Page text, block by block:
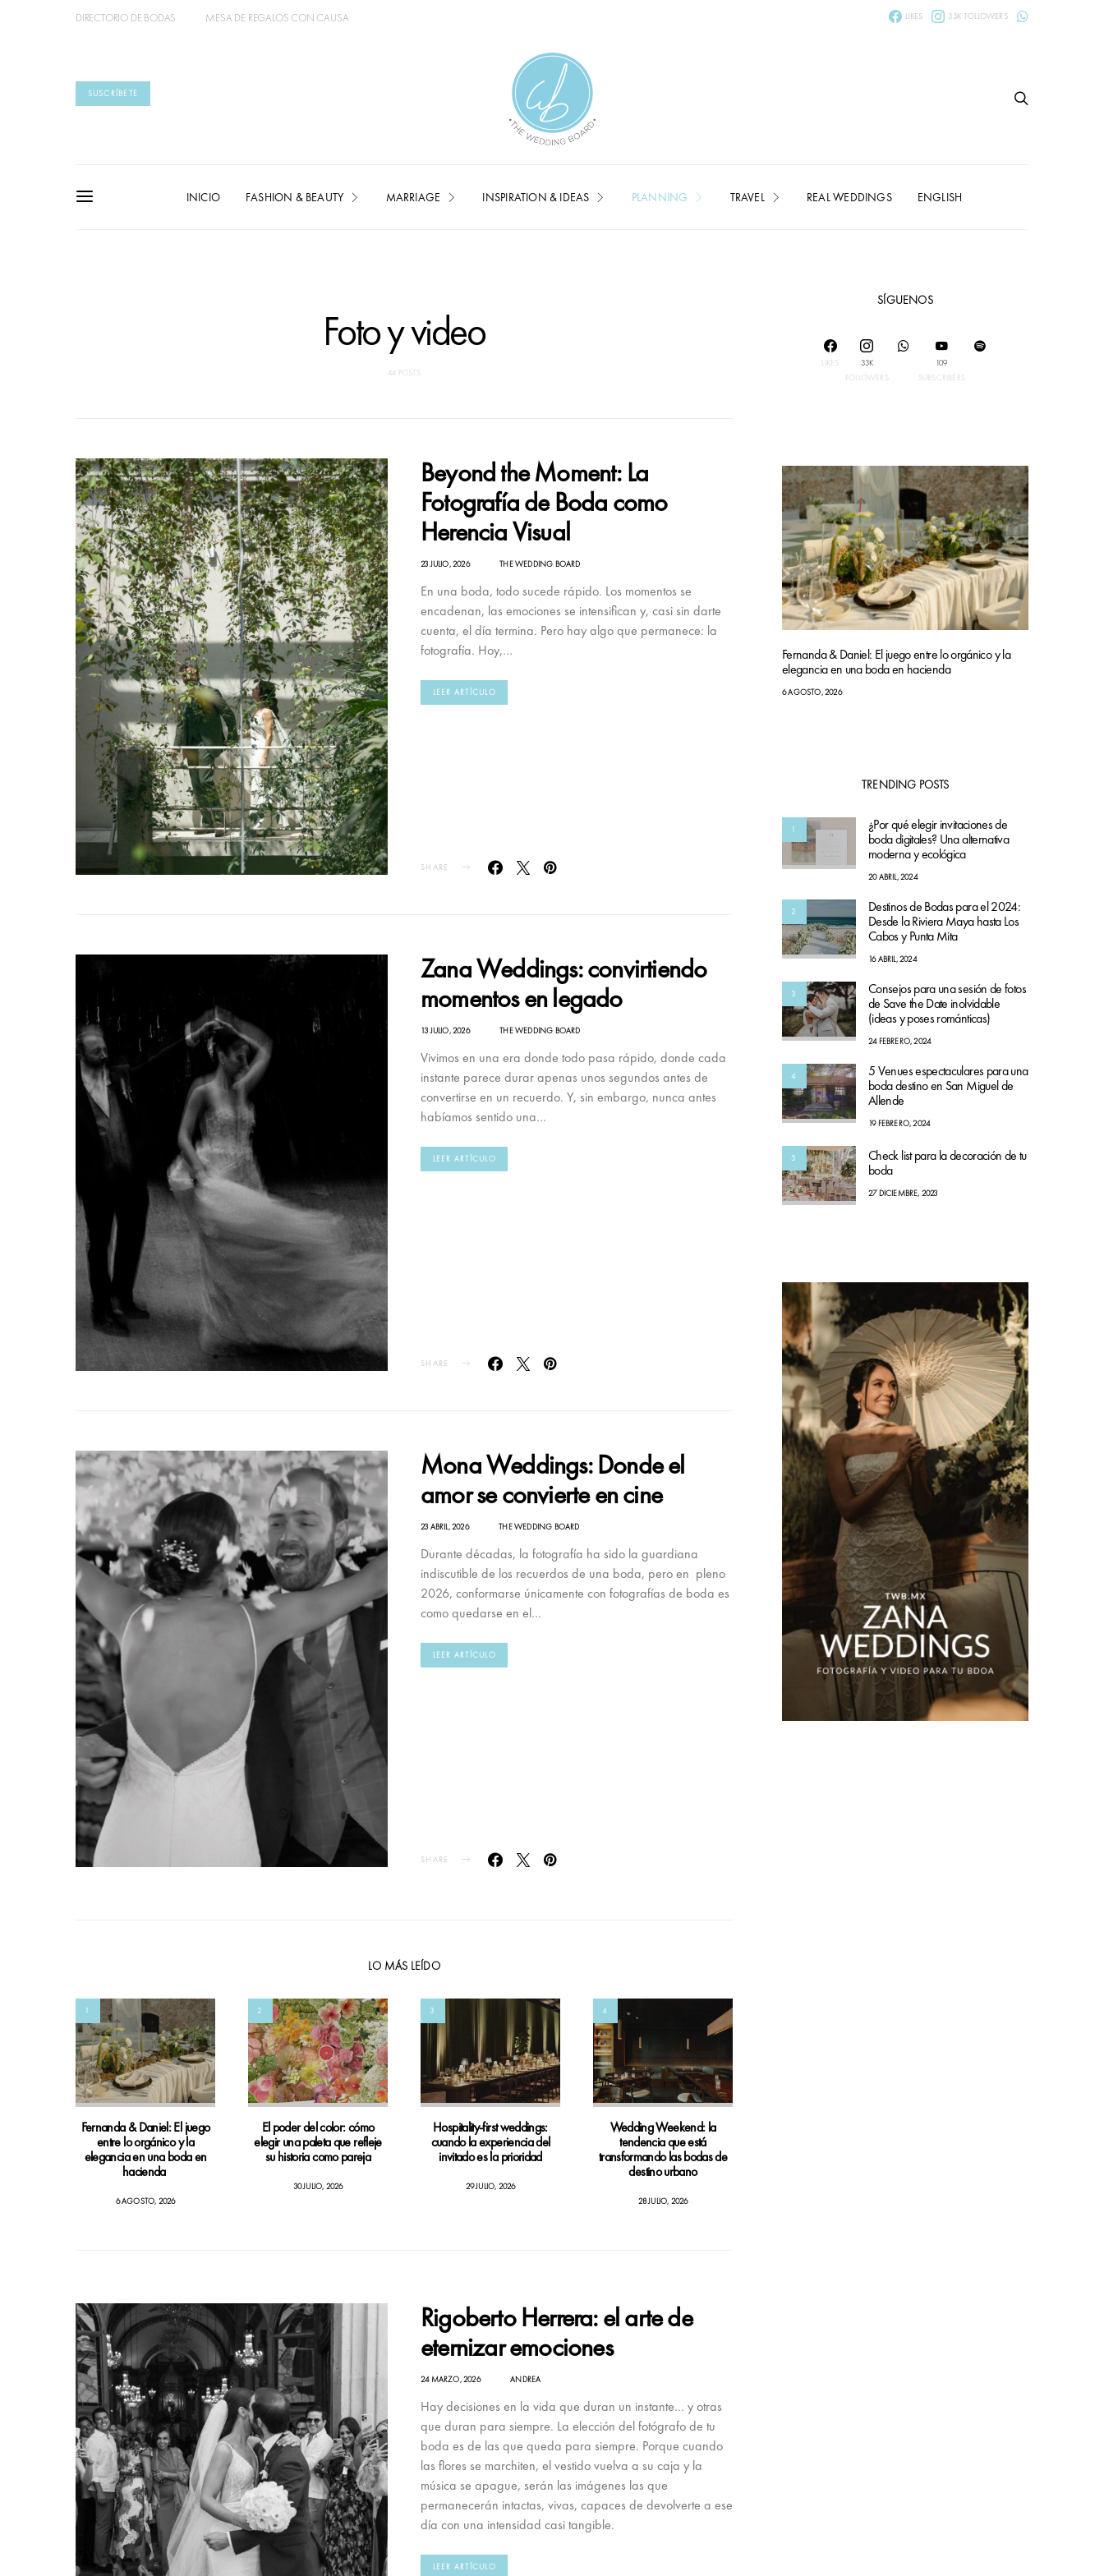
DIRECTORIO DE BODAS MESA DE REGALOS CON CAUSA LIKES 33K FOLLOWERS
SUSCRÍBETE
INICIO FASHION & BEAUTY MARRIAGE INSPIRATION & IDEAS PLANNING TRAVEL REAL WEDDINGS ENGLISH
Foto y video
44 POSTS
Beyond the Moment: La
Fotografía de Boda como
Herencia Visual
23 JULIO, 2026 THE WEDDING BOARD
En una boda, todo sucede rápido. Los momentos se
encadenan, las emociones se intensifican y, casi sin darte
cuenta, el día termina. Pero hay algo que permanece: la
fotografía. Hoy,…
LEER ARTÍCULO
SHARE
Zana Weddings: convirtiendo
momentos en legado
13 JULIO, 2026 THE WEDDING BOARD
Vivimos en una era donde todo pasa rápido, donde cada
instante parece durar apenas unos segundos antes de
convertirse en un recuerdo. Y, sin embargo, nunca antes
habíamos sentido una…
LEER ARTÍCULO
SHARE
Mona Weddings: Donde el
amor se convierte en cine
23 ABRIL, 2026 THE WEDDING BOARD
Durante décadas, la fotografía ha sido la guardiana
indiscutible de los recuerdos de una boda, pero en pleno
2026, conformarse únicamente con fotografías de boda es
como quedarse en el…
LEER ARTÍCULO
SHARE
LO MÁS LEÍDO
1
Fernanda & Daniel: El juego
entre lo orgánico y la
elegancia en una boda en
hacienda
6 AGOSTO, 2026
2
El poder del color: cómo
elegir una paleta que refleje
su historia como pareja
30 JULIO, 2026
3
Hospitality-first weddings:
cuando la experiencia del
invitado es la prioridad
29 JULIO, 2026
4
Wedding Weekend: la
tendencia que está
transformando las bodas de
destino urbano
28 JULIO, 2026
Rigoberto Herrera: el arte de
eternizar emociones
24 MARZO, 2026 ANDREA
Hay decisiones en la vida que duran un instante… y otras
que duran para siempre. La elección del fotógrafo de tu
boda es de las que queda para siempre. Porque cuando
las flores se marchiten, el vestido vuelva a su caja y la
música se apague, serán las imágenes las que
permanecerán intactas, vivas, capaces de devolverte a ese
día con una intensidad casi tangible.
LEER ARTÍCULO
SÍGUENOS
LIKES
33K
FOLLOWERS
109
SUBSCRIBERS
Fernanda & Daniel: El juego entre lo orgánico y la
elegancia en una boda en hacienda
6 AGOSTO, 2026
TRENDING POSTS
1
¿Por qué elegir invitaciones de
boda digitales? Una alternativa
moderna y ecológica
20 ABRIL, 2024
2
Destinos de Bodas para el 2024:
Desde la Riviera Maya hasta Los
Cabos y Punta Mita
16 ABRIL, 2024
3
Consejos para una sesión de fotos
de Save the Date inolvidable
(ideas y poses románticas)
24 FEBRERO, 2024
4
5 Venues espectaculares para una
boda destino en San Miguel de
Allende
19 FEBRERO, 2024
5
Check list para la decoración de tu
boda
27 DICIEMBRE, 2023